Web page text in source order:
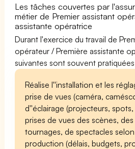
Les tâches couvertes par
métier de Premier assistant
assistante opératrice
Durant l'exercice du travail de
opérateur / Première assistante
suivantes sont souvent
Réalise l''installation et les
prise de vues (caméra,
d''éclairage (projecteurs,
prises de vues des scènes,
tournages, de spectacles
production (délais, budgets,